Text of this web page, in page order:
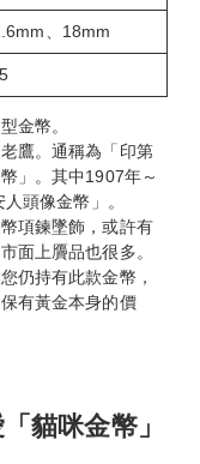
、18mm
金幣。
鷹。通稱為「印第
」。其中1907年～
頭像金幣」。
項鍊墜飾，或許有
面上贗品也很多。
仍持有此款金幣，
有黃金本身的價
貓咪金幣」